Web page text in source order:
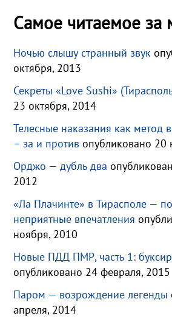
Самое читаемое за
Ночью слышу странный звук
октября, 2013
Секреты «Love Sushi»
23 октября, 2014
Телесные наказания как метод
– за и против опубликовано 20
Орджо — дубль два
2012
«Ла Плачинте» в Тирасполе —
неприятные впечатления
ноября, 2010
Новые ПДД ПМР, часть 1:
опубликовано 24 февраля, 2015
Паром — возрождение легенды
апреля, 2014